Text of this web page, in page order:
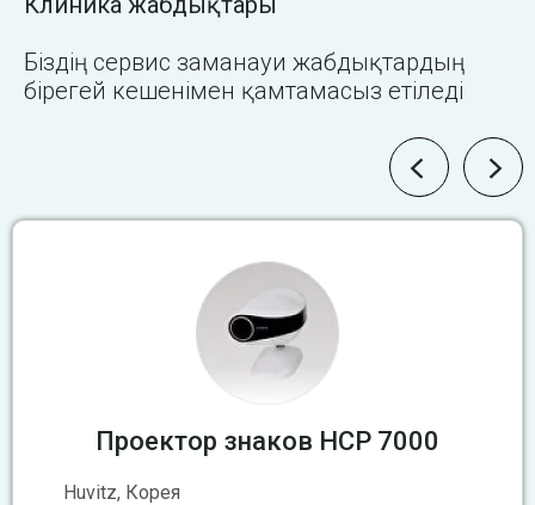
Біздің сервис заманауи жабдықтардың
бірегей кешенімен қамтамасыз етіледі
Проектор знаков HCP 7000
Huvitz, Корея